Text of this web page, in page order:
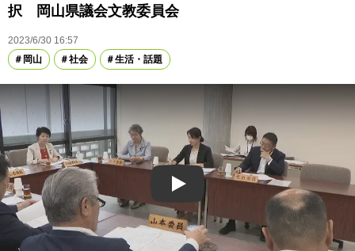
択 岡山県議会文教委員会
2023/6/30 16:57
岡山
社会 生活・話題
Play